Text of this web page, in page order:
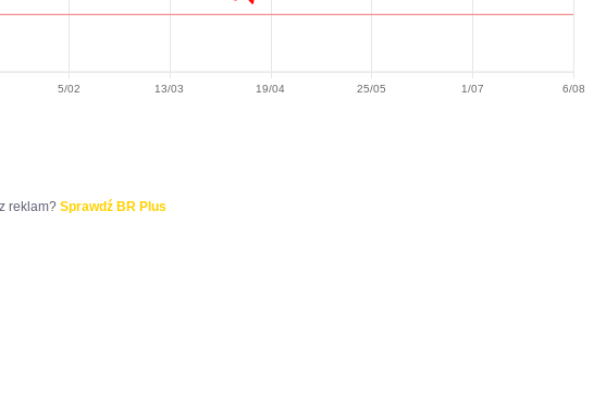
5/02 13/03 19/04 25/05 1/07 6/08
reklam? Sprawdź BR Plus